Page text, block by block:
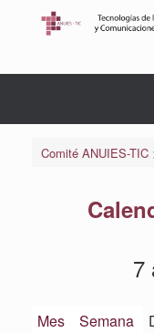
Comité ANUIES-TIC
7
Mes Semana